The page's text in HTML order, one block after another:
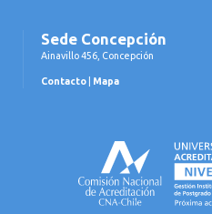
Sede Concepción
Ainavillo 456, Concepción
Contacto Mapa